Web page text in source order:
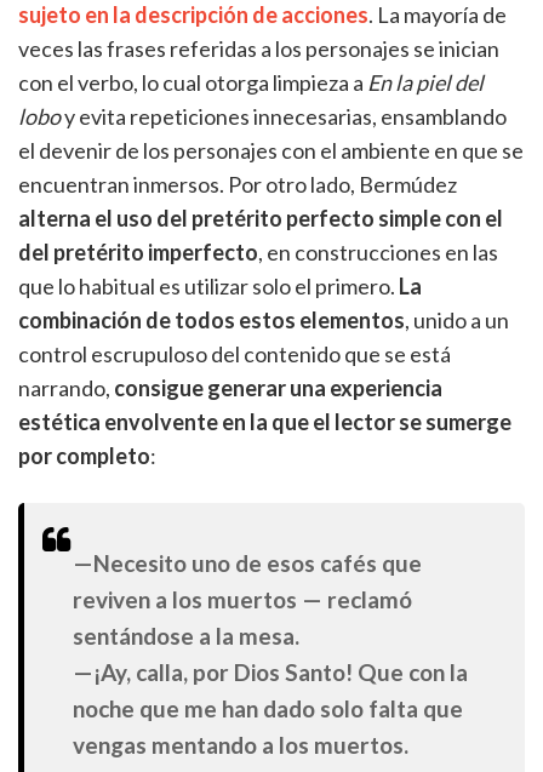
sujeto en la descripción de acciones. La mayoría de
veces las frases referidas a los personajes se inician
con el verbo, lo cual otorga limpieza a En la piel del
loboy evita repeticiones innecesarias, ensamblando
el devenir de los personajes con el ambiente en que se
encuentran inmersos. Por otro lado, Bermúdez
alterna el uso del pretérito perfecto simple con el
del pretérito imperfecto, en construcciones en las
que lo habitual es utilizar solo el primero. La
combinación de todos estos elementos, unido a un
control escrupuloso del contenido que se está
narrando, consigue generar una experiencia
estética envolvente en la que el lector se sumerge
por completo:
—Necesito uno de esos cafés que
reviven a los muertos — reclamó
sentándose a la mesa.
—¡Ay, calla, por Dios Santo! Que con la
noche que me han dado solo falta que
vengas mentando a los muertos.